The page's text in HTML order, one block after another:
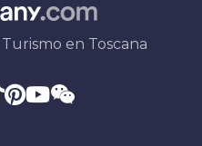
en Toscana